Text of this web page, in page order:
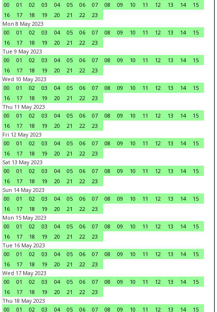
00
01 02 03 04 05 06 07 08 09 10 11 12 13 14
15
16
17 18 19 20 21 22
23
Mon 8 May 2023
00
01 02 03 04 05 06 07 08 09 10 11 12 13 14
15
16
17 18 19 20 21 22
23
Tue 9 May 2023
00
01 02 03 04 05 06 07 08 09 10 11 12 13 14
15
16
17 18 19 20 21 22
23
Wed 10 May 2023
00
01 02 03 04 05 06 07 08 09 10 11 12 13 14
15
16
17 18 19 20 21 22
23
Thu 11 May 2023
00
01 02 03 04 05 06 07 08 09 10 11 12 13 14
15
16
17 18 19 20 21 22
23
Fri 12 May 2023
00
01 02 03 04 05 06 07 08 09 10 11 12 13 14
15
16
17 18 19 20 21 22
23
Sat 13 May 2023
00
01 02 03 04 05 06 07 08 09 10 11 12 13 14
15
16
17 18 19 20 21 22
23
Sun 14 May 2023
00
01 02 03 04 05 06 07 08 09 10 11 12 13 14
15
16
17 18 19 20 21 22
23
Mon 15 May 2023
00
01 02 03 04 05 06 07 08 09 10 11 12 13 14
15
16
17 18 19 20 21 22
23
Tue 16 May 2023
00
01 02 03 04 05 06 07 08 09 10 11 12 13 14
15
16
17 18 19 20 21 22
23
Wed 17 May 2023
00
01 02 03 04 05 06 07 08 09 10 11 12 13 14
15
16
17 18 19 20 21 22
23
Thu 18 May 2023
00
01 02 03 04 05 06 07 08 09 10 11 12 13 14 15